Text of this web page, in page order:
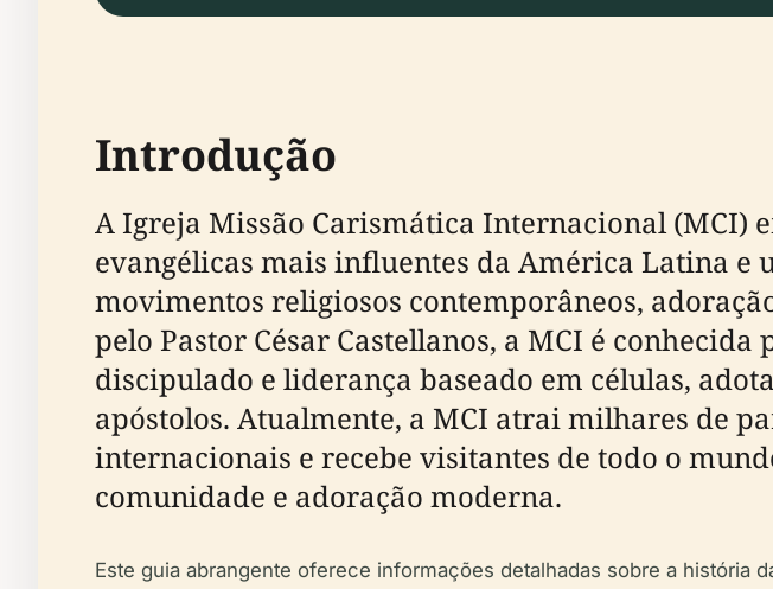
Introdução
A Igreja Missão Carismática Internacional (MCI)
evangélicas mais influentes da América Latina
movimentos religiosos contemporâneos,
pelo Pastor César Castellanos, a MCI é
discipulado e liderança baseado em células,
apóstolos. Atualmente, a MCI atrai milhares de
internacionais e recebe visitantes de todo o
comunidade e adoração moderna.
Este guia abrangente oferece informações detalhadas sobre a história